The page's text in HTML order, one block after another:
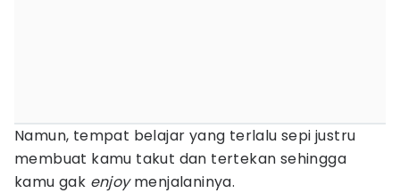
Namun, tempat belajar yang terlalu sepi justru
membuat kamu takut dan tertekan sehingga
kamu gak enjoymenjalaninya.